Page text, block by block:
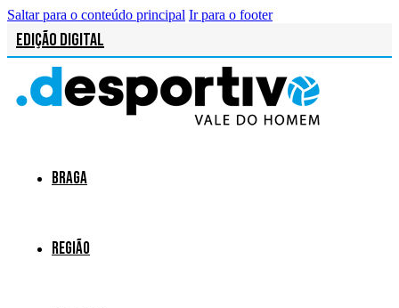
Saltar para o conteúdo principal Ir para o footer
Edição Digital
Braga
Região